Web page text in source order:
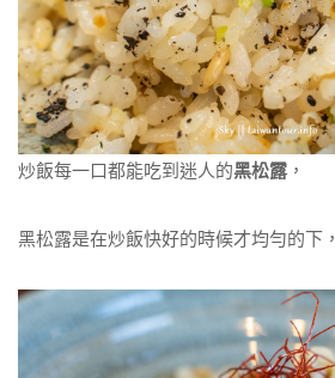
炒飯每一口都能吃到迷人的黑松露，
黑松露是在炒飯快好的時候才均勻的下，